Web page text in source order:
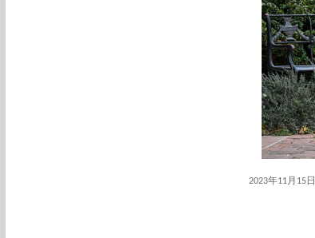
2023年11月15